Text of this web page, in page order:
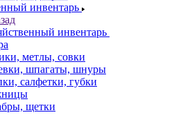
инвентарь
инвентарь
метлы, совки
шпагаты, шнуры
салфетки, губки
щетки